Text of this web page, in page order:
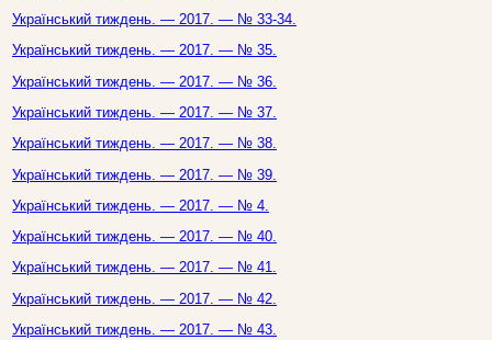
Український тиждень. — 2017. — № 33-34.
Український тиждень. — 2017. — № 35.
Український тиждень. — 2017. — № 36.
Український тиждень. — 2017. — № 37.
Український тиждень. — 2017. — № 38.
Український тиждень. — 2017. — № 39.
Український тиждень. — 2017. — № 4.
Український тиждень. — 2017. — № 40.
Український тиждень. — 2017. — № 41.
Український тиждень. — 2017. — № 42.
Український тиждень. — 2017. — № 43.